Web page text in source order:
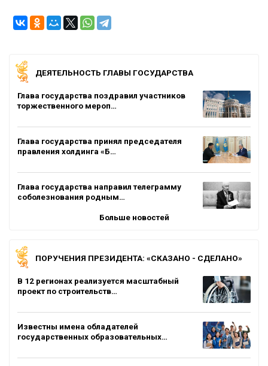
ДЕЯТЕЛЬНОСТЬ ГЛАВЫ ГОСУДАРСТВА
Глава государства поздравил участников
торжественного мероп…
Глава государства принял председателя
правления холдинга «Б…
Глава государства направил телеграмму
соболезнования родным…
Больше новостей
ПОРУЧЕНИЯ ПРЕЗИДЕНТА: «СКАЗАНО - СДЕЛАНО»
В 12 регионах реализуется масштабный
проект по строительств…
Известны имена обладателей
государственных образовательных…